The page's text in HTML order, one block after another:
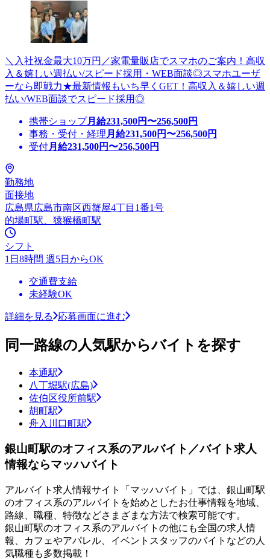
＼入社祝金最大10万円／家電量販店でスマホのご案内！高収
入＆嬉しい週払い/スピード採用・WEB面談◎スマホユーザ
ーなら即戦力★最新情報もいち早くGET！高収入＆嬉しい週
払い/WEB面談でスピード採用◎
携帯ショップ月給231,500円〜256,500円
事務・受付・経理 月給231,500円〜256,500円
受付月給231,500円〜256,500円
勤務地
面接地
広島県広島市南区西蟹屋4丁目1番1号
的場町駅、猿猴橋町駅
シフト
1日8時間 週5日からOK
交通費支給
未経験OK
詳細を見る 応募画面に進む
同一路線の人気駅からバイトを探す
本通駅
八丁堀駅(広島)
佐伯区役所前駅
胡町駅
舟入川口町駅
銀山町駅のオフィス系のアルバイト／バイト求人
情報ならマッハバイト
アルバイト求人情報サイト「マッハバイト」では、銀山町駅
のオフィス系のアルバイトを始めとしたお仕事情報を地域、
路線、職種、特徴などさまざまな方法で検索可能です。
銀山町駅のオフィス系のアルバイトの他にも全国の求人情
報、カフェやアパレル、イベントスタッフのバイトなどの人
気職種も多数掲載！